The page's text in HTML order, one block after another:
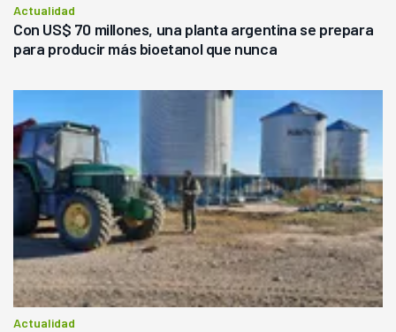
Actualidad
Con US$ 70 millones, una planta argentina se prepara
para producir más bioetanol que nunca
Actualidad